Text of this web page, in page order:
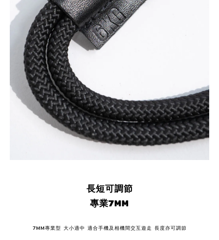
長短可調節
專業7MM
7MM專業型 大小適中 適合手機及相機間交互遊走 長度亦可調節